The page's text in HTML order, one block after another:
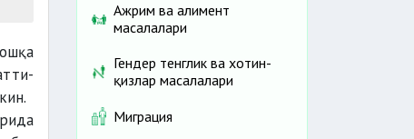
Ажрим ва алимент
масалалари
Гендер тенглик ва хотин-
қизлар масалалари
Миграция